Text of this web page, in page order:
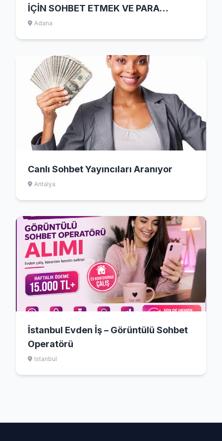
İÇİN SOHBET ETMEK VE PARA
KAZANDIRAN UYGULAMALAR
Adana
Canlı Sohbet Yayıncıları Aranıyor
Antalya
İstanbul Evden İş – Görüntülü Sohbet
Operatörü
Istanbul